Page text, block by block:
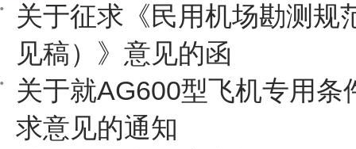
关于征求《民用机场勘测规
见稿）》意见的函
关于就AG600型飞机专用条
求意见的通知
导